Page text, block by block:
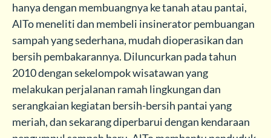
hanya dengan membuangnya ke tanah atau pantai,
AlTo meneliti dan membeli insinerator pembuangan
sampah yang sederhana, mudah dioperasikan dan
bersih pembakarannya. Diluncurkan pada tahun
2010 dengan sekelompok wisatawan yang
melakukan perjalanan ramah lingkungan dan
serangkaian kegiatan bersih-bersih pantai yang
meriah, dan sekarang diperbarui dengan kendaraan